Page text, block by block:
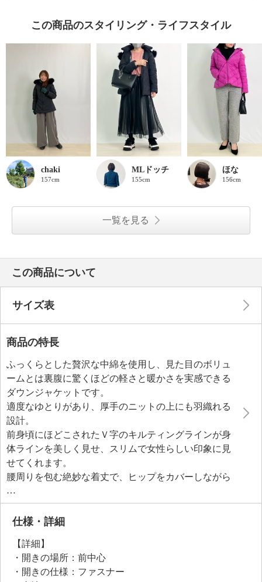
この商品のスタイリング・ライフスタイル
chaki
157cm
MLドッチ
155cm
ほな
156cm
一覧を見る
この商品について
サイズ表
商品の特長
ふっくらとした贅沢な中綿を使用し、見た目のボリュ
ームとは裏腹に驚くほどの軽さと暖かさを実感できる
ダウンジャケットです。
適度なゆとりがあり、厚手のニットの上にも羽織れる
設計。
前身頃にほどこされたＶ字のキルティングラインが身
体ラインを美しく見せ、スリムで女性らしい印象に見
せてくれます。
腰周りを包む絶妙な着丈で、ヒップをカバーしながら
脚長効果も期待できそう。
フードのファーは取り外し可能で、シーンやスタイル
に合わせて印象を変えられるのも魅力。
ント生地を採用し、見えない部分にもこだわりまし
た。
仕様・詳細
【詳細】
・開きの場所：前中心
・開きの仕様：ファスナー